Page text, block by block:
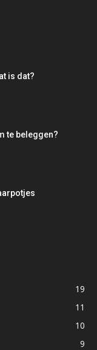
is dat?
te beleggen?
19
11
10
9